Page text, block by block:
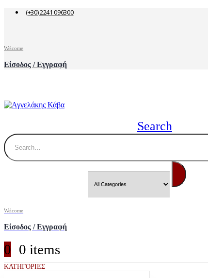
(+30) 2241 096300
Welcome
Είσοδος / Εγγραφή
Search
Welcome
Είσοδος / Εγγραφή
0 0 items
ΚΑΤΗΓΟΡΙΕΣ